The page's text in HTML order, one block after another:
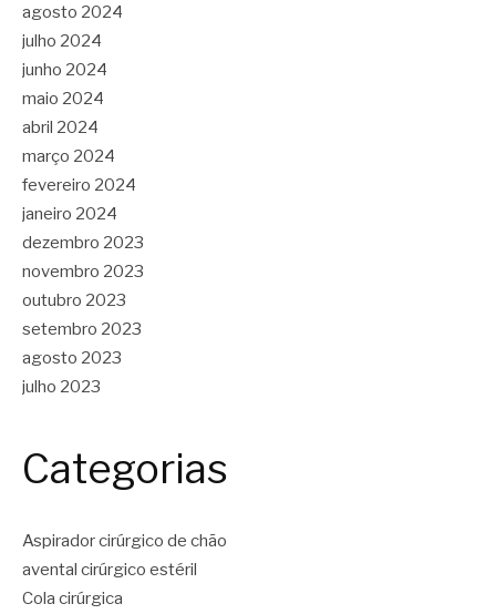
agosto 2024
julho 2024
junho 2024
maio 2024
abril 2024
março 2024
fevereiro 2024
janeiro 2024
dezembro 2023
novembro 2023
outubro 2023
setembro 2023
agosto 2023
julho 2023
Categorias
Aspirador cirúrgico de chão
avental cirúrgico estéril
Cola cirúrgica